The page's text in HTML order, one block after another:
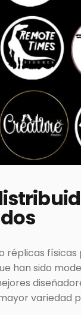
réplicas físicas
han sido
variedad